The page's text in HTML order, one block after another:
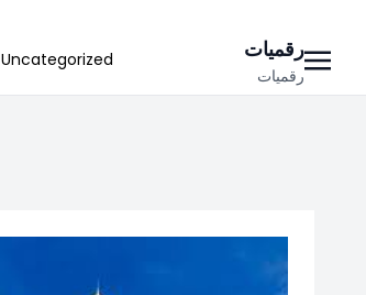
content
رقميات
رقميات
Uncategorized